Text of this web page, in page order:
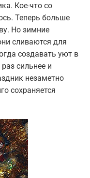
Кое-что со
Теперь больше
Но зимние
сливаются для
создавать уют в
сильнее и
незаметно
сохраняется